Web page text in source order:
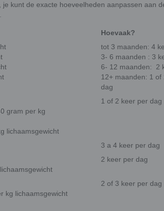
kunt de exacte hoeveelheden aanpassen aan
Hoevaak?
tot 3 maanden: 4
3- 6 maanden : 3
6- 12 maanden: 2
12+ maanden: 1 of
dag
gram per kg
lichaamsgewicht
1 of 2 keer per dag
3 a 4 keer per dag
2 keer per dag
kg lichaamsgewicht
2 of 3 keer per dag